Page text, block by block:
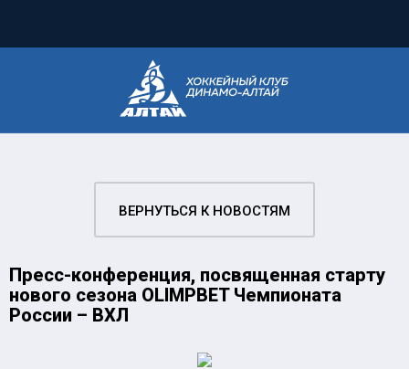
ВЕРНУТЬСЯ К НОВОСТЯМ
Пресс-конференция, посвященная старту
нового сезона OLIMPBET Чемпионата
России – ВХЛ